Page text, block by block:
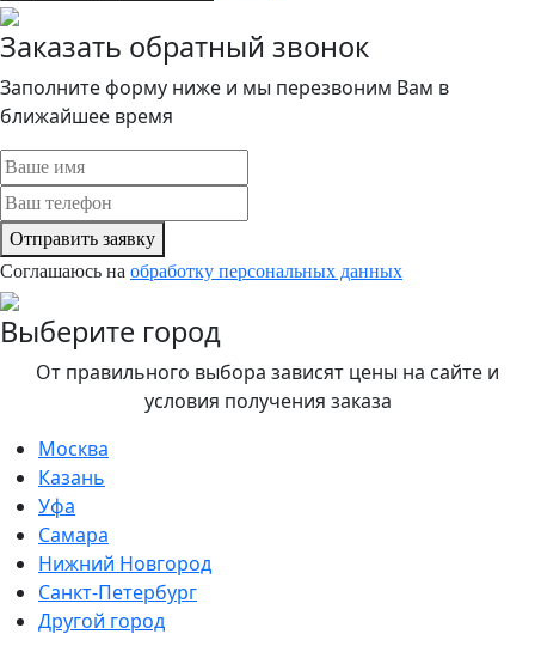
Заказать обратный звонок
Заполните форму ниже и мы перезвоним Вам в
ближайшее время
Отправить заявку
Соглашаюсь на обработку персональных данных
Выберите город
От правильного выбора зависят цены на сайте и
условия получения заказа
Москва
Казань
Уфа
Самара
Нижний Новгород
Санкт-Петербург
Другой город